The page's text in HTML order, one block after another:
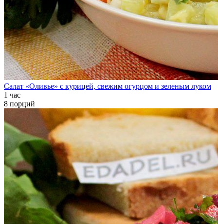
Салат «Оливье» с курицей, свежим огурцом и зеленым луком
1 час
8 порций